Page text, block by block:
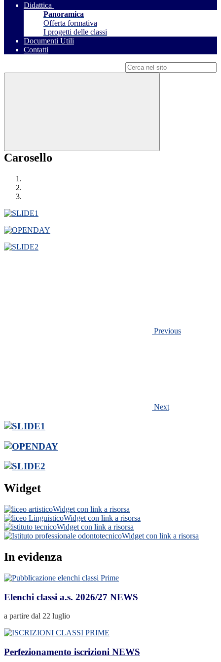
Didattica
Panoramica
Offerta formativa
I progetti delle classi
Documenti Utili
Contatti
Carosello
Previous
Next
Widget
Widget con link a risorsa
Widget con link a risorsa
Widget con link a risorsa
Widget con link a risorsa
In evidenza
Elenchi classi a.s. 2026/27 NEWS
a partire dal 22 luglio
Perfezionamento iscrizioni NEWS